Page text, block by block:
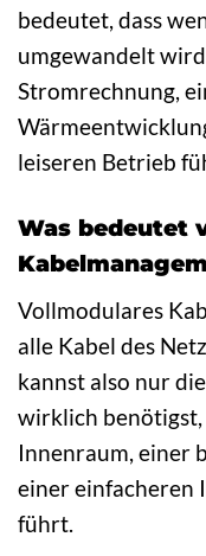
bedeutet, dass
umgewandelt
Stromrechnung,
leiseren Betrieb
Was bedeutet
Vollmodulares
alle Kabel des
kannst also nur
wirklich benötigst,
Innenraum, einer
einer einfacheren
führt.